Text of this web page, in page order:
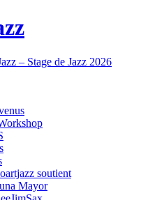
– Stage de Jazz 2026
soutient
Mayor